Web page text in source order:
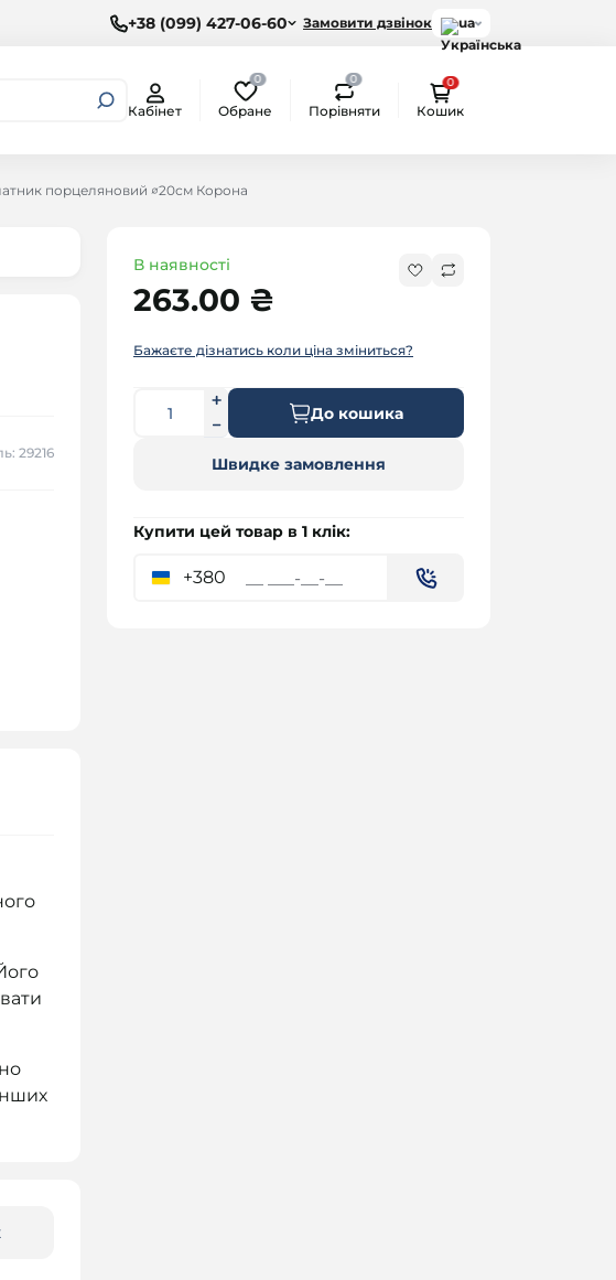
+38 (099) 427-06-60 Замовити дзвінок ua
Кабінет
0
Обране
0
Порівняти
0
Кошик
порцеляновий ∅20см Корона
29216
В наявності
263.00 ₴
Бажаєте дізнатись коли ціна зміниться?
До кошика
Швидке замовлення
Купити цей товар в 1 клік:
+380